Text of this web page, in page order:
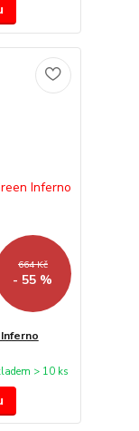
664 Kč
- 55 %
> 10 ks